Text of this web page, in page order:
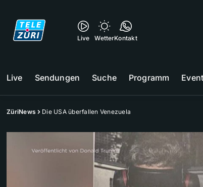
Live WetterKontakt
Live Sendungen Suche Programm
ZüriNews Die USA überfallen Venezuela